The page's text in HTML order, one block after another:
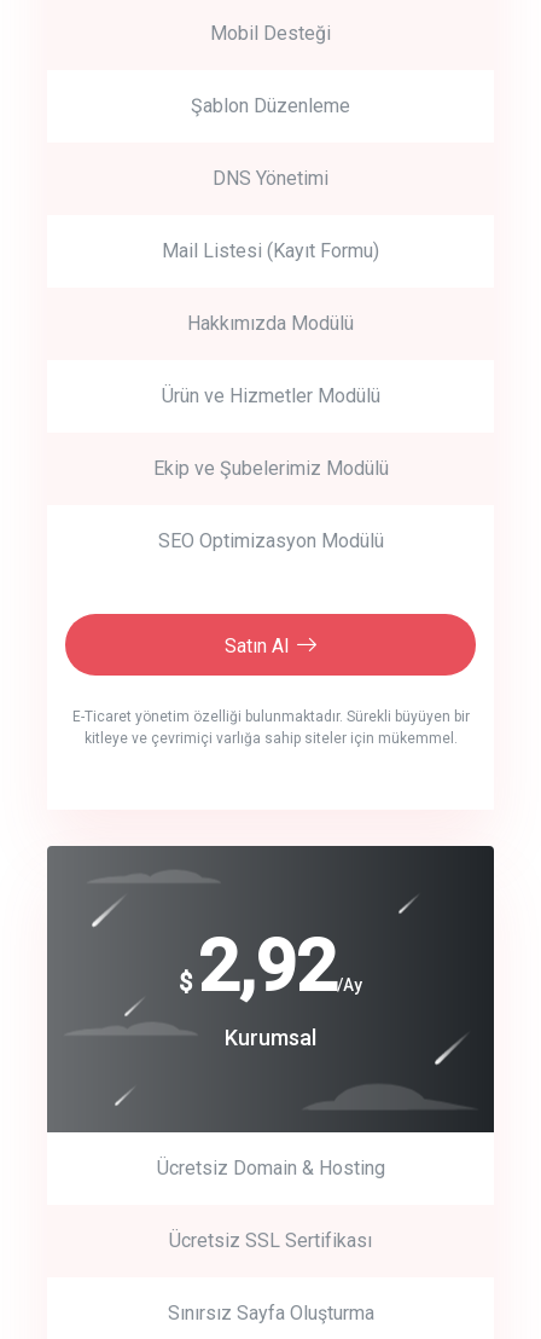
Mobil Desteği
Şablon Düzenleme
DNS Yönetimi
Mail Listesi (Kayıt Formu)
Hakkımızda Modülü
Ürün ve Hizmetler Modülü
Ekip ve Şubelerimiz Modülü
SEO Optimizasyon Modülü
Satın Al
E-Ticaret yönetim özelliği bulunmaktadır. Sürekli büyüyen bir
kitleye ve çevrimiçi varlığa sahip siteler için mükemmel.
crm auto cync
track energy costs
Get Started
Start by trying our service for 30 days free trial no credit card
$ 2,92/Ay
Kurumsal
Ücretsiz Domain & Hosting
Ücretsiz SSL Sertifikası
Sınırsız Sayfa Oluşturma
$
240
Coroprate